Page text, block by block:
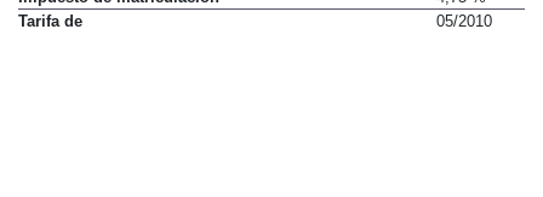
Tarifa de
05/2010